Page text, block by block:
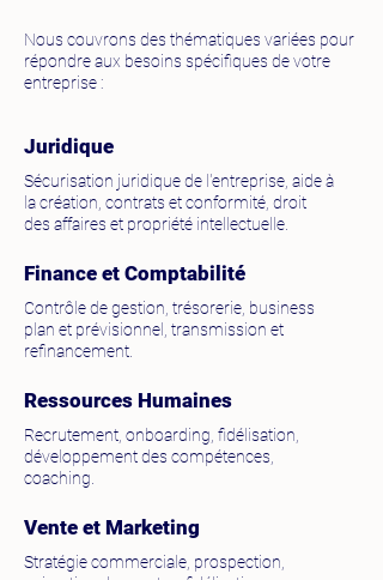
Nous couvrons des thématiques variées pour
répondre aux besoins spécifiques de votre
entreprise :
Juridique
Sécurisation juridique de l'entreprise, aide à
la création, contrats et conformité, droit
des affaires et propriété intellectuelle.
Finance et Comptabilité
​Contrôle de gestion, trésorerie, business
plan et prévisionnel, transmission et
refinancement.
Ressources Humaines
Recrutement, onboarding, fidélisation,
développement des compétences,
coaching.
Vente et Marketing
Stratégie commerciale, prospection,